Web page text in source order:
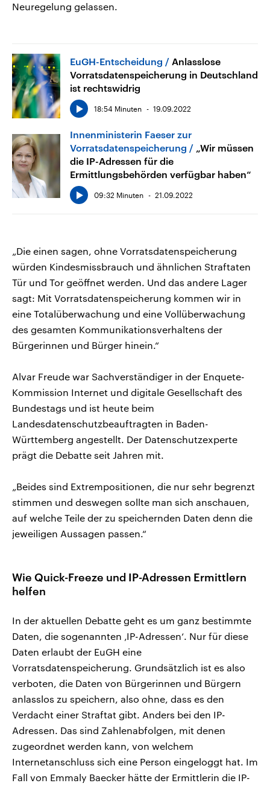
Neuregelung gelassen.
EuGH-Entscheidung
Anlasslose
Vorratsdatenspeicherung in Deutschland
ist rechtswidrig
18:54 Minuten 19.09.2022
Innenministerin Faeser zur
Vorratsdatenspeicherung
„Wir müssen
die IP-Adressen für die
Ermittlungsbehörden verfügbar haben“
09:32 Minuten 21.09.2022
„Die einen sagen, ohne Vorratsdatenspeicherung
würden Kindesmissbrauch und ähnlichen Straftaten
Tür und Tor geöffnet werden. Und das andere Lager
sagt: Mit Vorratsdatenspeicherung kommen wir in
eine Totalüberwachung und eine Vollüberwachung
des gesamten Kommunikationsverhaltens der
Bürgerinnen und Bürger hinein.“
Alvar Freude war Sachverständiger in der Enquete-
Kommission Internet und digitale Gesellschaft des
Bundestags und ist heute beim
Landesdatenschutzbeauftragten in Baden-
Württemberg angestellt. Der Datenschutzexperte
prägt die Debatte seit Jahren mit.
„Beides sind Extrempositionen, die nur sehr begrenzt
stimmen und deswegen sollte man sich anschauen,
auf welche Teile der zu speichernden Daten denn die
jeweiligen Aussagen passen.“
Wie Quick-Freeze und IP-Adressen Ermittlern
helfen
In der aktuellen Debatte geht es um ganz bestimmte
Daten, die sogenannten ‚IP-Adressen‘. Nur für diese
Daten erlaubt der EuGH eine
Vorratsdatenspeicherung. Grundsätzlich ist es also
verboten, die Daten von Bürgerinnen und Bürgern
anlasslos zu speichern, also ohne, dass es den
Verdacht einer Straftat gibt. Anders bei den IP-
Adressen. Das sind Zahlenabfolgen, mit denen
zugeordnet werden kann, von welchem
Internetanschluss sich eine Person eingeloggt hat. Im
Fall von Emmaly Baecker hätte der Ermittlerin die IP-